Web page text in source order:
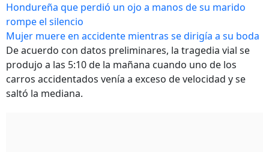
Hondureña que perdió un ojo a manos de su marido
rompe el silencio
Mujer muere en accidente mientras se dirigía a su boda
De acuerdo con datos preliminares, la tragedia vial se
produjo a las 5:10 de la mañana cuando uno de los
carros accidentados venía a exceso de velocidad y se
saltó la mediana.